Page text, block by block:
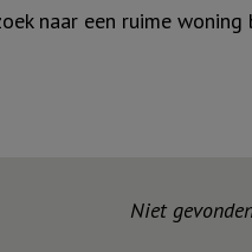
naar een ruime
Niet